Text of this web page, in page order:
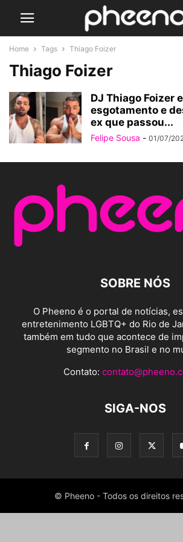
Home Tags Thiago Foizer
Thiago Foizer
DJ Thiago Foizer
esgotamento e
ex que passou...
Felipe Sousa - 01/07/
SOBRE NÓS
O Pheeno é o portal de notícias,
entretenimento LGBTQ+ do Rio de
também em tudo que acontece de
segmento no Brasil e no
Contato:
SIGA-NOS
© Pheeno - Todos os direitos